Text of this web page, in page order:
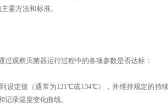
要方法和标准。
观察灭菌器运行过程中的各项参数是否达标：
定值（通常为121℃或134℃），并维持规定的持续
记录温度变化曲线。